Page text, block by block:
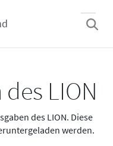
LION
des LION. Diese
werden.